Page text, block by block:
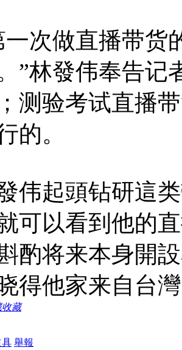
一次做直播带货
”林發伟奉告记
测验考试直播
的。
伟起頭钻研這
可以看到他的
酌将来本身開
得他家来自台
收藏
具 舉報